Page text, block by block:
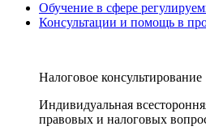
Обучение в сфере
Консультации и помощь в
Налоговое консультирование
Индивидуальная
правовых и налоговых